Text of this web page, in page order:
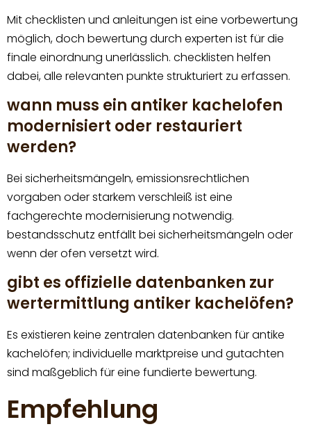
Mit checklisten und anleitungen ist eine vorbewertung
möglich, doch bewertung durch experten ist für die
finale einordnung unerlässlich. checklisten helfen
dabei, alle relevanten punkte strukturiert zu erfassen.
wann muss ein antiker kachelofen
modernisiert oder restauriert
werden?
Bei sicherheitsmängeln, emissionsrechtlichen
vorgaben oder starkem verschleiß ist eine
fachgerechte modernisierung notwendig.
bestandsschutz entfällt bei sicherheitsmängeln oder
wenn der ofen versetzt wird.
gibt es offizielle datenbanken zur
wertermittlung antiker kachelöfen?
Es existieren keine zentralen datenbanken für antike
kachelöfen; individuelle marktpreise und gutachten
sind maßgeblich für eine fundierte bewertung.
Empfehlung